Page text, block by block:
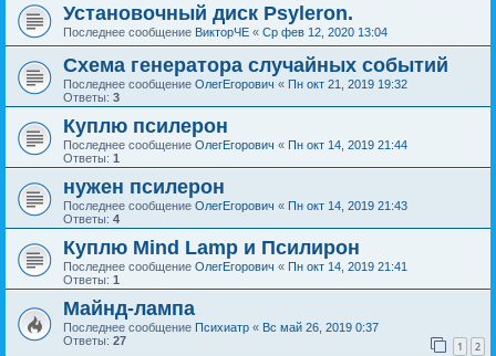
Установочный диск Psyleron.
Последнее сообщение ВикторЧЕ « Ср фев 12, 2020 13:04
Схема генератора случайных событий
Последнее сообщение ОлегЕгорович « Пн окт 21, 2019 19:32
Ответы: 3
Куплю псилерон
Последнее сообщение ОлегЕгорович « Пн окт 14, 2019 21:44
Ответы: 1
нужен псилерон
Последнее сообщение ОлегЕгорович « Пн окт 14, 2019 21:43
Ответы: 4
Куплю Mind Lamp и Псилирон
Последнее сообщение ОлегЕгорович « Пн окт 14, 2019 21:41
Ответы: 1
Майнд-лампа
Последнее сообщение Психиатр « Вс май 26, 2019 0:37
Ответы: 27 1 2